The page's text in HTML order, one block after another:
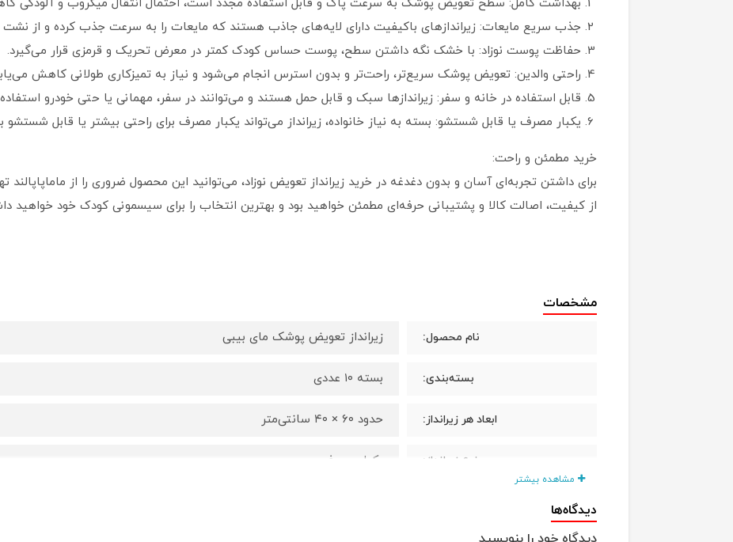
بهداشت کامل: سطح تعویض پوشک به سرعت پاک و قابل استفاده مجدد است، احتمال انتقال میکروب و آلودگی
جذب سریع مایعات: زیراندازهای باکیفیت دارای لایه‌های جاذب هستند که مایعات را به سرعت جذب کرده و از
حفاظت پوست نوزاد: با خشک نگه داشتن سطح، پوست حساس کودک کمتر در معرض تحریک و قرمزی قرار می‌گیرد.
راحتی والدین: تعویض پوشک سریع‌تر، راحت‌تر و بدون استرس انجام می‌شود و نیاز به تمیزکاری طولانی کاهش
قابل استفاده در خانه و سفر: زیراندازها سبک و قابل حمل هستند و می‌توانند در سفر، مهمانی یا حتی خودرو
یکبار مصرف یا قابل شستشو: بسته به نیاز خانواده، زیرانداز می‌تواند یکبار مصرف برای راحتی بیشتر یا قابل
خرید مطمئن و راحت:
از کیفیت، اصالت کالا و پشتیبانی حرفه‌ای مطمئن خواهید بود و بهترین انتخاب را برای سیسمونی کودک خود خواهید
مشخصات
نام محصول: زیرانداز تعویض پوشک مای بیبی
بسته‌بندی: بسته ۱۰ عددی
ابعاد هر زیرانداز: حدود ۶۰ × ۴۰ سانتی‌متر
نوع زیرانداز: یکبار مصرف
مشاهده بیشتر
دیدگاه‌ها